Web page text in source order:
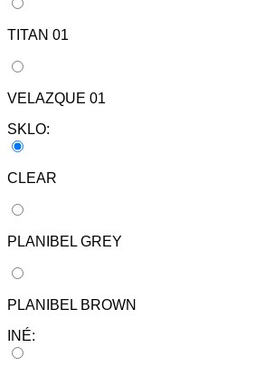
TITAN 01
VELAZQUE 01
SKLO:
CLEAR
PLANIBEL GREY
PLANIBEL BROWN
INÉ: